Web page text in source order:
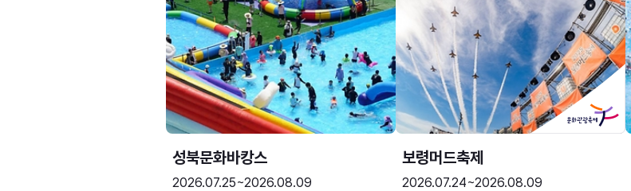
성북문화바캉스
2026.07.25~2026.08.09
보령머드축제
2026.07.24~2026.08.09